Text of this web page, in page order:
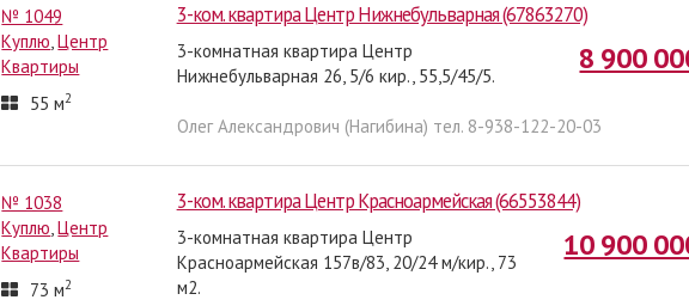
№ 1049
Куплю,Центр
Квартиры
55 м2
3-ком. квартира Центр Нижнебульварная (67863270)
8 900
3-комнатная квартира Центр
Нижнебульварная 26, 5/6 кир., 55,5/45/5.
Олег Александрович (Нагибина) тел. 8-938-122-20-03
№ 1038
Куплю,Центр
Квартиры
73 м2
3-ком. квартира Центр Красноармейская (66553844)
10 900
3-комнатная квартира Центр
Красноармейская 157в/83, 20/24 м/кир., 73
м2.